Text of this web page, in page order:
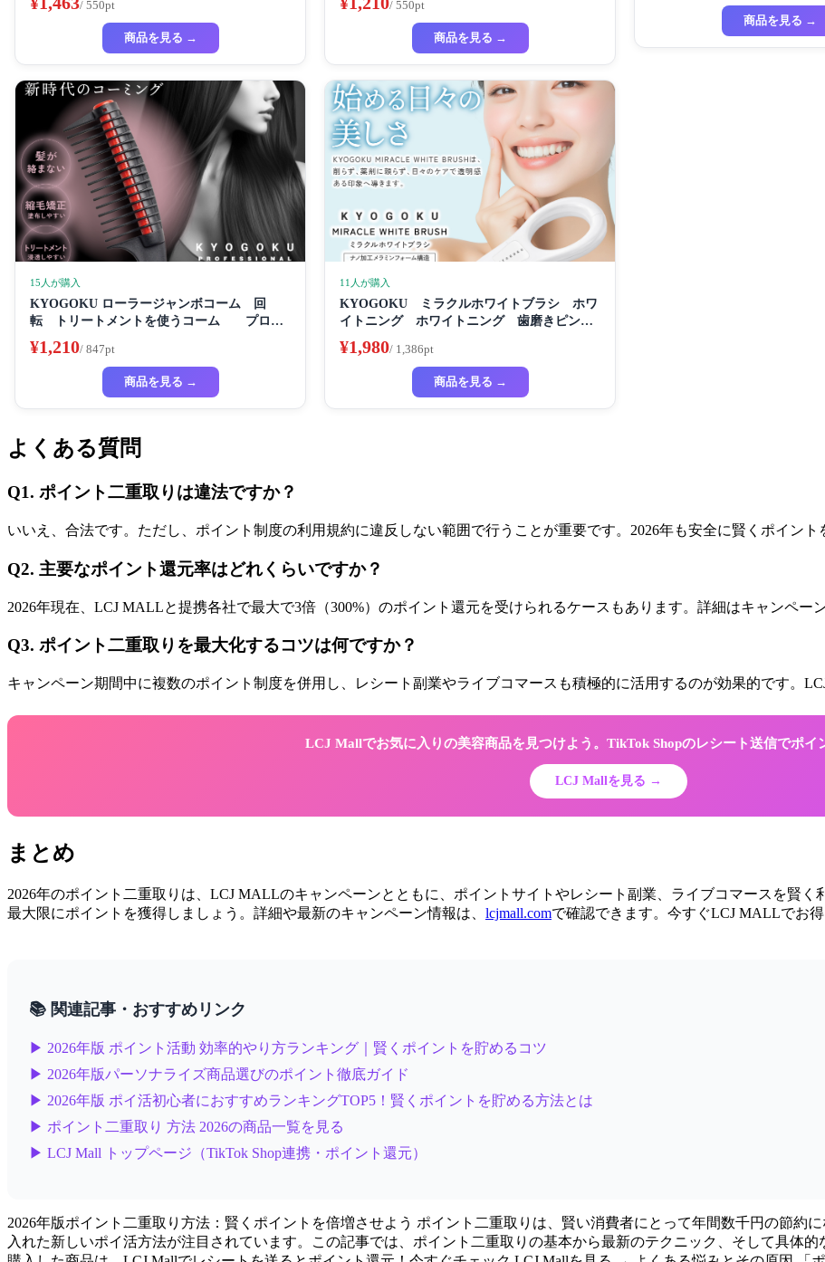
/ 550pt
商品を見る →
フェイスパック ビューティーサロン監修者 シ
ートマスク ハイドラ 美容液
/ 550pt
商品を見る →
商品を見る →
15人が購入
KYOGOKU ローラージャンボコーム 回
転 トリートメントを使うコーム プロ仕
¥1,210/ 847pt
商品を見る →
11人が購入
KYOGOKU ミラクルホワイトブラシ ホワ
イトニング ホワイトニング 歯磨きピンク
¥1,980/ 1,386pt
商品を見る →
よくある質問
Q1. ポイント二重取りは違法ですか？
いいえ、合法です。ただし、ポイント制度の利用規約に違反しない範囲で行うことが重要です。2026年も安全に賢くポイント
Q2. 主要なポイント還元率はどれくらいですか？
2026年現在、LCJ MALLと提携各社で最大で3倍（300%）のポイント還元を受けられるケースもあります。詳細はキャンペー
Q3. ポイント二重取りを最大化するコツは何ですか？
キャンペーン期間中に複数のポイント制度を併用し、レシート副業やライブコマースも積極的に活用するのが効果的です。
LCJ Mallでお気に入りの美容商品を見つけよう。TikTok Shopのレシート送信でポイ
LCJ Mallを見る →
まとめ
2026年のポイント二重取りは、LCJ MALLのキャンペーンとともに、ポイントサイトやレシート副業、ライブコマースを賢く
最大限にポイントを獲得しましょう。詳細や最新のキャンペーン情報は、 lcjmall.comで確認できます。今すぐLCJ MALLでお
📚 関連記事・おすすめリンク
▶ 2026年版 ポイント活動 効率的やり方ランキング｜賢くポイントを貯めるコツ
▶ 2026年版パーソナライズ商品選びのポイント徹底ガイド
▶ 2026年版 ポイ活初心者におすすめランキングTOP5！賢くポイントを貯める方法とは
▶ ポイント二重取り 方法 2026の商品一覧を見る
▶ LCJ Mall トップページ（TikTok Shop連携・ポイント還元）
2026年版ポイント二重取り方法：賢くポイントを倍増させよう ポイント二重取りは、賢い消費者にとって年間数千円の節約
入れた新しいポイ活方法が注目されています。この記事では、ポイント二重取りの基本から最新のテクニック、そして具体